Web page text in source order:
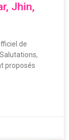
Jhin,
de
proposés